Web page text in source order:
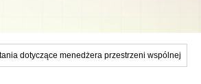
dotyczące menedżera przestrzeni wspólnej